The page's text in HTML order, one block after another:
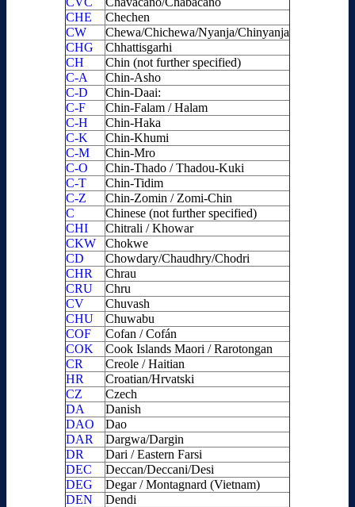
CHE
Chechen
CW
Chewa/Chichewa/Nyanja/Chinyanja
CHG
Chhattisgarhi
CH
Chin (not further specified)
C-A
Chin-Asho
C-D
Chin-Daai:
C-F
Chin-Falam / Halam
C-H
Chin-Haka
C-K
Chin-Khumi
C-M
Chin-Mro
C-O
Chin-Thado / Thadou-Kuki
C-T
Chin-Tidim
C-Z
Chin-Zomin / Zomi-Chin
C
Chinese (not further specified)
CHI
Chitrali / Khowar
CKW
Chokwe
CD
Chowdary/Chaudhry/Chodri
CHR
Chrau
CRU
Chru
CV
Chuvash
CHU
Chuwabu
COF
Cofan / Cofán
COK
Cook Islands Maori / Rarotongan
CR
Creole / Haitian
HR
Croatian/Hrvatski
CZ
Czech
DA
Danish
DAO
Dao
DAR
Dargwa/Dargin
DR
Dari / Eastern Farsi
DEC
Deccan/Deccani/Desi
DEG
Degar / Montagnard (Vietnam)
DEN
Dendi